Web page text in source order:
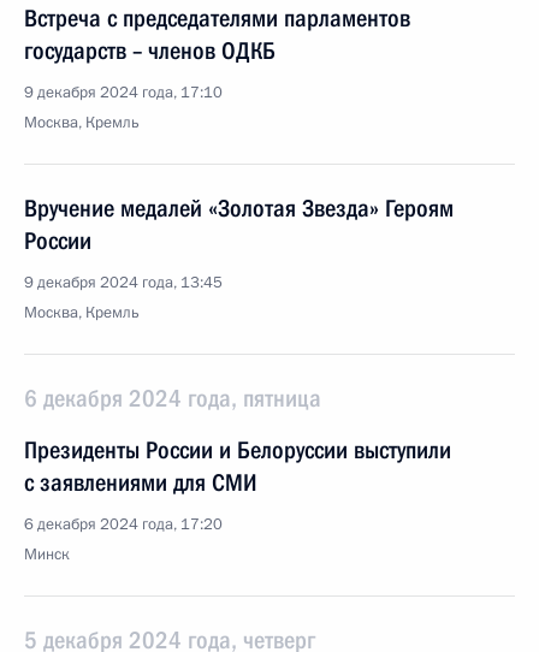
Встреча с председателями парламентов
государств – членов ОДКБ
9 декабря 2024 года, 17:10
Москва, Кремль
Вручение медалей «Золотая Звезда» Героям
России
9 декабря 2024 года, 13:45
Москва, Кремль
6 декабря 2024 года, пятница
Президенты России и Белоруссии выступили
с заявлениями для СМИ
6 декабря 2024 года, 17:20
Минск
5 декабря 2024 года, четверг